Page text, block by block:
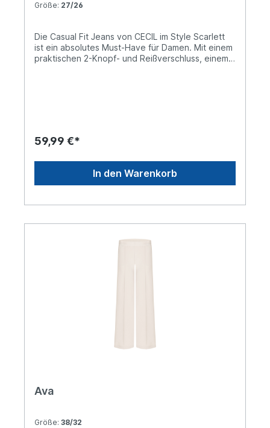
Größe: 27/26
Die Casual Fit Jeans von CECIL im Style Scarlett
ist ein absolutes Must-Have für Damen. Mit einem
praktischen 2-Knopf- und Reißverschluss, einem
mit Slim Legs Dekorativer Nahtverlauf an den
59,99 €*
In den Warenkorb
Ava
Größe: 38/32